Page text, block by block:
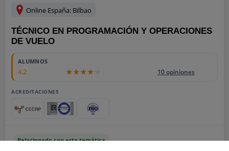
Online España: Bilbao
TÉCNICO EN PROGRAMACIÓN Y OPERACIONES
DE VUELO
ALUMNOS
4.2 10 opiniones
ACREDITACIONES
Relacionado con esta temática